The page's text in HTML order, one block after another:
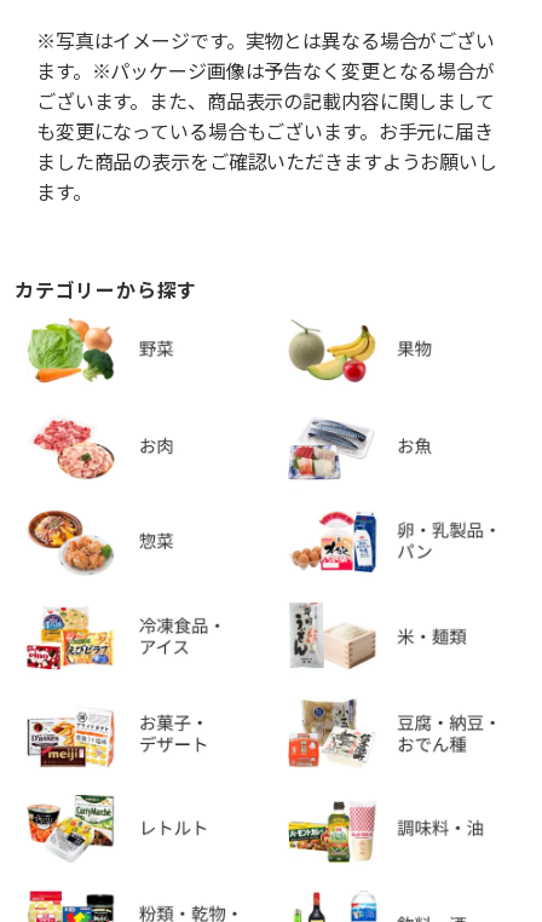
※写真はイメージです。実物とは異なる場合がござい
ます。※パッケージ画像は予告なく変更となる場合が
ございます。また、商品表示の記載内容に関しまして
も変更になっている場合もございます。お手元に届き
ました商品の表示をご確認いただきますようお願いし
ます。
カテゴリーから探す